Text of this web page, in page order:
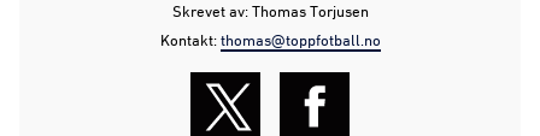
Skrevet av: Thomas Torjusen
Kontakt:thomas@toppfotball.no